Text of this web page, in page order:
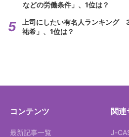
などの労働条件」、1位は？
上司にしたい有名人ランキング
祐希」、1位は？
コンテンツ
最新記事一覧
関連
J-